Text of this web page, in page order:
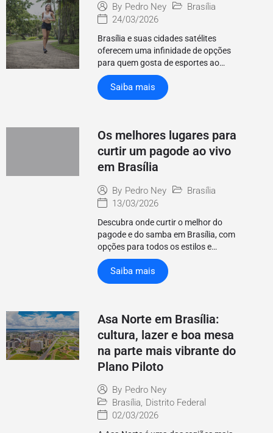
By Pedro Ney
Brasília
24/03/2026
Brasília e suas cidades satélites
oferecem uma infinidade de opções
para quem gosta de esportes ao…
Saiba mais
Os melhores lugares para
curtir um pagode ao vivo
em Brasília
By Pedro Ney
Brasília
13/03/2026
Descubra onde curtir o melhor do
pagode e do samba em Brasília, com
opções para todos os estilos e…
Saiba mais
Asa Norte em Brasília:
cultura, lazer e boa mesa
na parte mais vibrante do
Plano Piloto
By Pedro Ney
Brasília, Distrito Federal
02/03/2026